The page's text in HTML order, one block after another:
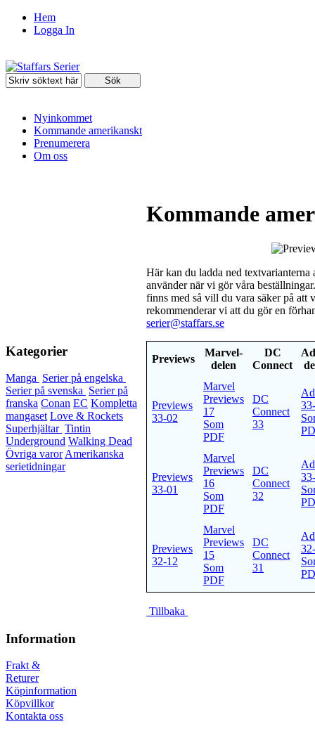
Hem
Logga In
Nyinkommet
Kommande amerikanskt
Prenumerera
Om oss
Kategorier
Manga Serier på engelska
Serier på svenska Serier på
franska Conan EC Kompletta
mangaset Love & Rockets
Superhjältar Tintin
Underground Walking Dead
Övriga varorAmerikanska
serietidningar
Kommande
Här kan du ladda ned
använder när vi gör våra
finns med så vill du vara säker på att
rekommenderar vi att du gör en
serier@staffars.se
Previews
Marvel-
delen
DC
Connect
Previews
33-02
Marvel
Previews
17
Som
PDF
DC
Connect
33
Previews
33-01
Marvel
Previews
16
Som
PDF
DC
Connect
32
Previews
32-12
Marvel
Previews
15
Som
PDF
DC
Connect
31
Tillbaka
Information
Frakt &
Returer
Köpinformation
Köpvillkor
Kontakta oss